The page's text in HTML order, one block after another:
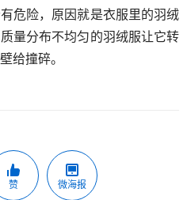
危险，原因就是衣服里的羽绒
量分布不均匀的羽绒服让它转
给撞碎。
赞 微海报